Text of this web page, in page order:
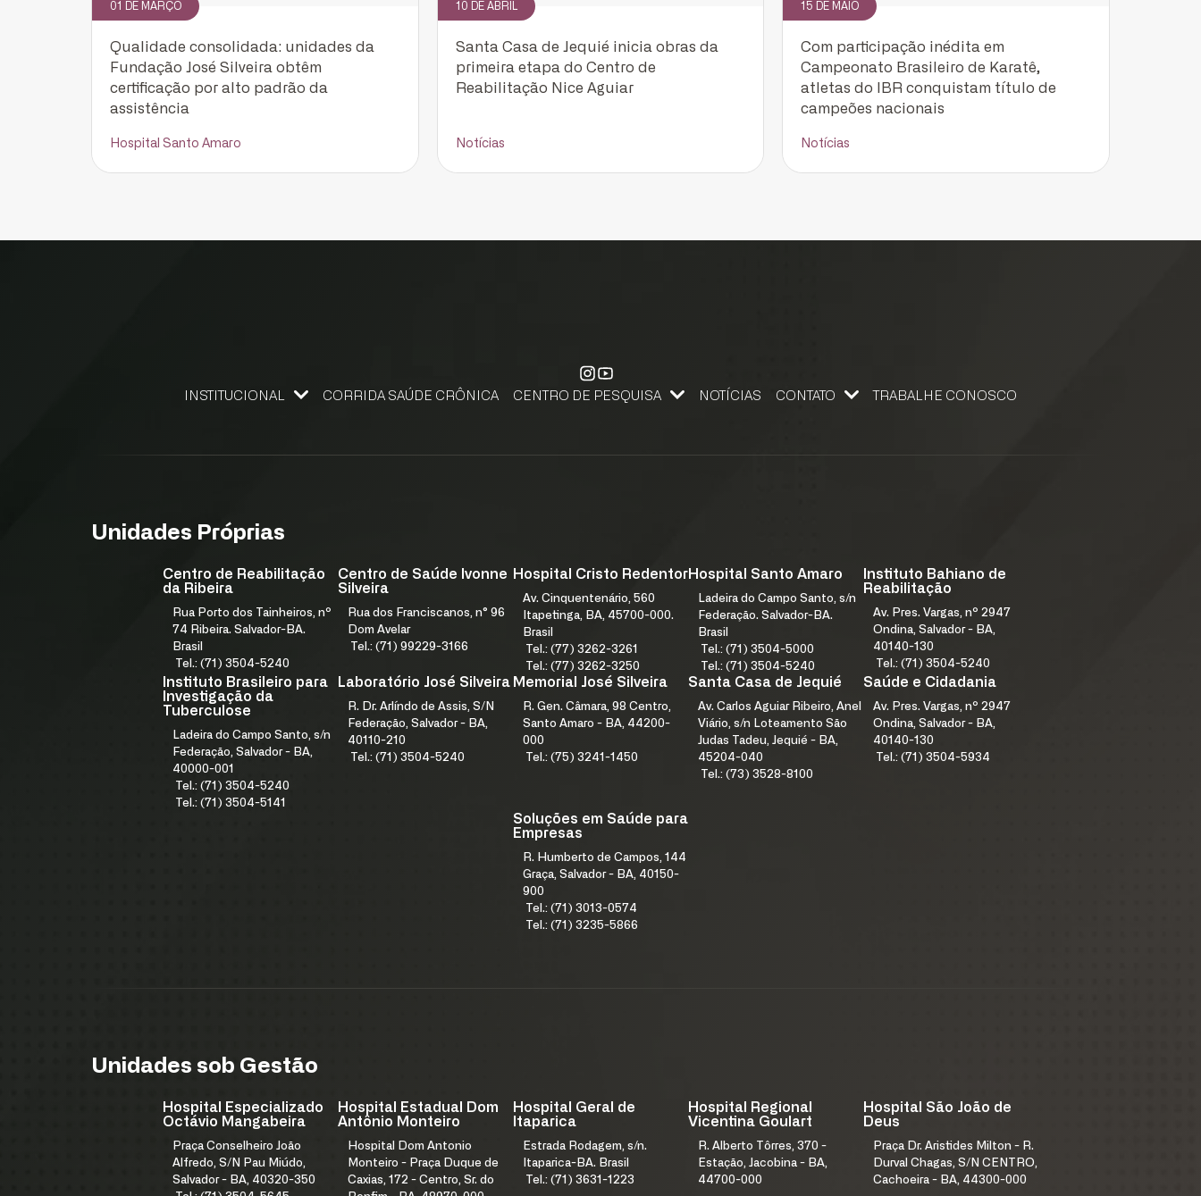
01 DE MARÇO
Qualidade consolidada: unidades da
Fundação José Silveira obtêm
certificação por alto padrão da
assistência
Hospital Santo Amaro
10 DE ABRIL
Santa Casa de Jequié inicia obras da
primeira etapa do Centro de
Reabilitação Nice Aguiar
Notícias
15 DE MAIO
Com participação inédita em
Campeonato Brasileiro de Karatê,
atletas do IBR conquistam título de
campeões nacionais
Notícias
INSTITUCIONAL CORRIDA SAÚDE CRÔNICA CENTRO DE PESQUISA NOTÍCIAS CONTATO TRABALHE CONOSCO
Unidades Próprias
Centro de Reabilitação
da Ribeira
Rua Porto dos Tainheiros, nº
74 Ribeira. Salvador-BA.
Brasil
Tel.: (71) 3504-5240
Centro de Saúde Ivonne
Silveira
Rua dos Franciscanos, n° 96
Dom Avelar
Tel.: (71) 99229-3166
Hospital Cristo Redentor
Av. Cinquentenário, 560
Itapetinga, BA, 45700-000.
Brasil
Tel.: (77) 3262-3261
Tel.: (77) 3262-3250
Hospital Santo Amaro
Ladeira do Campo Santo, s/n
Federação. Salvador-BA.
Brasil
Tel.: (71) 3504-5000
Tel.: (71) 3504-5240
Instituto Bahiano de
Reabilitação
Av. Pres. Vargas, nº 2947
Ondina, Salvador - BA,
40140-130
Tel.: (71) 3504-5240
Instituto Brasileiro para
Investigação da
Tuberculose
Ladeira do Campo Santo, s/n
Federação, Salvador - BA,
40000-001
Tel.: (71) 3504-5240
Tel.: (71) 3504-5141
Laboratório José Silveira
R. Dr. Arlíndo de Assis, S/N
Federação, Salvador - BA,
40110-210
Tel.: (71) 3504-5240
Memorial José Silveira
R. Gen. Câmara, 98 Centro,
Santo Amaro - BA, 44200-
000
Tel.: (75) 3241-1450
Santa Casa de Jequié
Av. Carlos Aguiar Ribeiro, Anel
Viário, s/n Loteamento São
Judas Tadeu, Jequié - BA,
45204-040
Tel.: (73) 3528-8100
Saúde e Cidadania
Av. Pres. Vargas, nº 2947
Ondina, Salvador - BA,
40140-130
Tel.: (71) 3504-5934
Soluções em Saúde para
Empresas
R. Humberto de Campos, 144
Graça, Salvador - BA, 40150-
900
Tel.: (71) 3013-0574
Tel.: (71) 3235-5866
Unidades sob Gestão
Hospital Especializado
Octávio Mangabeira
Praça Conselheiro João
Alfredo, S/N Pau Miúdo,
Salvador - BA, 40320-350
Hospital Estadual Dom
Antônio Monteiro
Hospital Dom Antonio
Monteiro - Praça Duque de
Caxias, 172 - Centro, Sr. do
Hospital Geral de
Itaparica
Estrada Rodagem, s/n.
Itaparica-BA. Brasil
Tel.: (71) 3631-1223
Hospital Regional
Vicentina Goulart
R. Alberto Tôrres, 370 -
Estação, Jacobina - BA,
44700-000
Hospital São João de
Deus
Praça Dr. Aristides Milton - R.
Durval Chagas, S/N CENTRO,
Cachoeira - BA, 44300-000